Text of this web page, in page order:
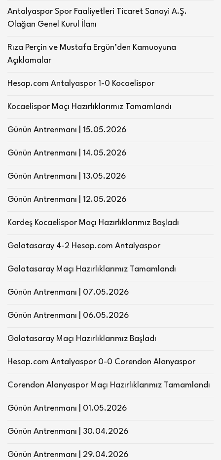
Antalyaspor Spor Faaliyetleri Ticaret Sanayi A.Ş.
Olağan Genel Kurul İlanı
Rıza Perçin ve Mustafa Ergün’den Kamuoyuna
Açıklamalar
Hesap.com Antalyaspor 1-0 Kocaelispor
Kocaelispor Maçı Hazırlıklarımız Tamamlandı
Günün Antrenmanı | 15.05.2026
Günün Antrenmanı | 14.05.2026
Günün Antrenmanı | 13.05.2026
Günün Antrenmanı | 12.05.2026
Kardeş Kocaelispor Maçı Hazırlıklarımız Başladı
Galatasaray 4-2 Hesap.com Antalyaspor
Galatasaray Maçı Hazırlıklarımız Tamamlandı
Günün Antrenmanı | 07.05.2026
Günün Antrenmanı | 06.05.2026
Galatasaray Maçı Hazırlıklarımız Başladı
Hesap.com Antalyaspor 0-0 Corendon Alanyaspor
Corendon Alanyaspor Maçı Hazırlıklarımız Tamamlandı
Günün Antrenmanı | 01.05.2026
Günün Antrenmanı | 30.04.2026
Günün Antrenmanı | 29.04.2026